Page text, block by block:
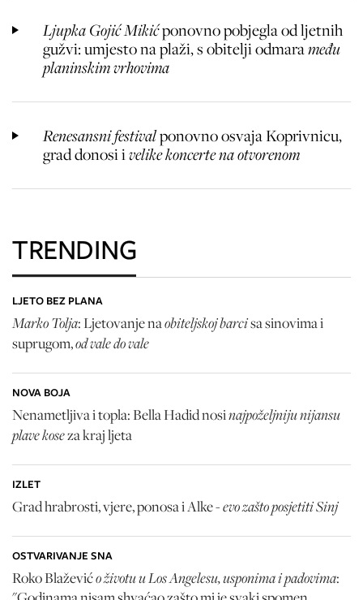
Ljupka Gojić Mikićponovno pobjegla od ljetnih
gužvi: umjesto na plaži, s obitelji odmarameđu
planinskim vrhovima
Renesansni festivalponovno osvaja Koprivnicu,
grad donosi ivelike koncerte na otvorenom
TRENDING
LJETO BEZ PLANA
Marko Tolja: Ljetovanje naobiteljskoj barcisa sinovima i
suprugom,od vale do vale
NOVA BOJA
Nenametljiva i topla: Bella Hadid nosinajpoželjniju nijansu
plave koseza kraj ljeta
IZLET
Grad hrabrosti, vjere, ponosa i Alke -evo zašto posjetiti Sinj
OSTVARIVANJE SNA
Roko Blaževićo životu u Los Angelesu, usponima i padovima: